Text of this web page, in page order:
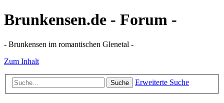
Brunkensen.de - Forum -
- Brunkensen im romantischen Glenetal -
Zum Inhalt
Suche Erweiterte Suche